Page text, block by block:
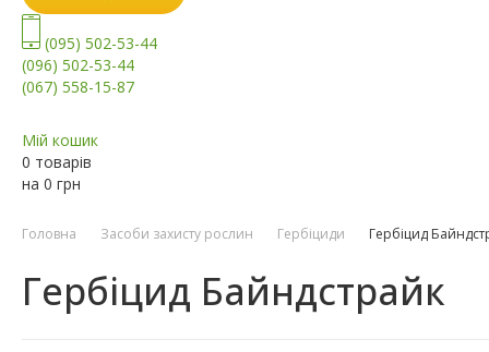
(095) 502-53-44
(096) 502-53-44
(067) 558-15-87
Мій кошик
0 товарів
на 0 грн
Головна Засоби захисту рослин Гербіциди Гербіцид
Гербіцид Байндстрайк